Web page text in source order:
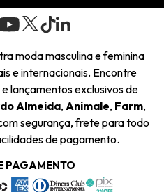
moda masculina e feminina
e internacionais. Encontre
lançamentos exclusivos de
Almeida, Animale, Farm,
segurança, frete para todo
de pagamento.
PAGAMENTO